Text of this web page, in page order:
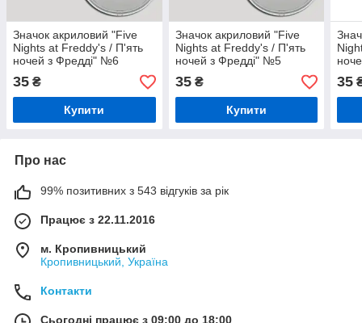
Значок акриловий "Five
Nights at Freddy's / П'ять
ночей з Фредді" №6
35 ₴
Купити
Значок акриловий "Five
Nights at Freddy's / П'ять
ночей з Фредді" №5
35₴
Купити
35
Про нас
99% позитивних з 543 відгуків за рік
Працює з 22.11.2016
м. Кропивницький
Кропивницький, Україна
Контакти
Сьогодні працює з 09:00 до 18:00